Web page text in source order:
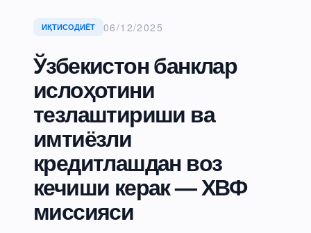
ИҚТИСОДИЁТ 06/12/2025
Ўзбекистон банклар
ислоҳотини
тезлаштириши ва
имтиёзли
кредитлашдан воз
кечиши керак — ХВФ
миссияси